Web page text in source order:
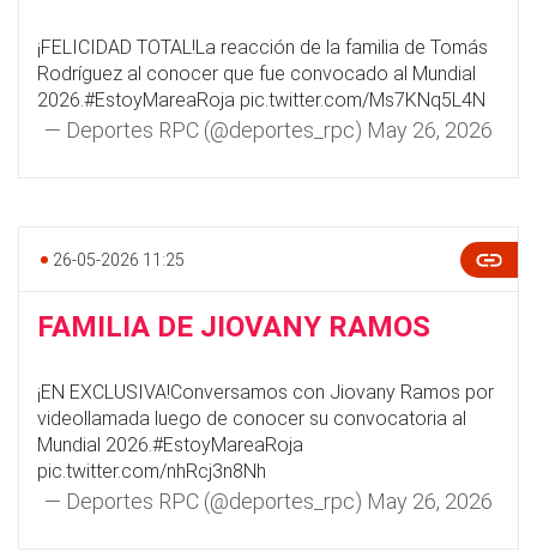
¡FELICIDAD TOTAL!La reacción de la familia de Tomás
Rodríguez al conocer que fue convocado al Mundial
2026.#EstoyMareaRoja pic.twitter.com/Ms7KNq5L4N
— Deportes RPC (@deportes_rpc) May 26, 2026
26-05-2026 11:25
FAMILIA DE JIOVANY RAMOS
¡EN EXCLUSIVA!Conversamos con Jiovany Ramos por
videollamada luego de conocer su convocatoria al
Mundial 2026.#EstoyMareaRoja
pic.twitter.com/nhRcj3n8Nh
— Deportes RPC (@deportes_rpc) May 26, 2026